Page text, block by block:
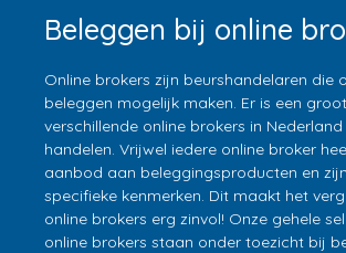
Beleggen bij online
Online brokers zijn beurshandelaren die
beleggen mogelijk maken. Er is een
verschillende online brokers in
handelen. Vrijwel iedere online broker
aanbod aan beleggingsproducten en
specifieke kenmerken. Dit maakt het
online brokers erg zinvol! Onze gehele
online brokers staan onder toezicht bij